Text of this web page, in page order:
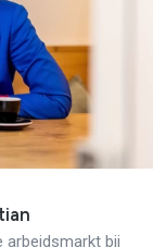
arbeidsmarkt bij